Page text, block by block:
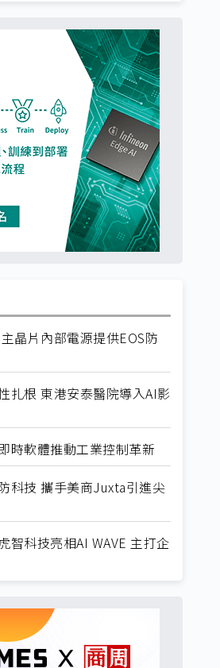
晶片內部電源提供EOS防
扎根 東港安泰醫院導入AI影
時軟體推動工業控制革新
科技 攜手美商Juxta引進尖
智科技亮相AI WAVE 主打企